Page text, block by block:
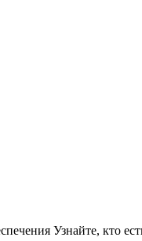
Узнайте, кто